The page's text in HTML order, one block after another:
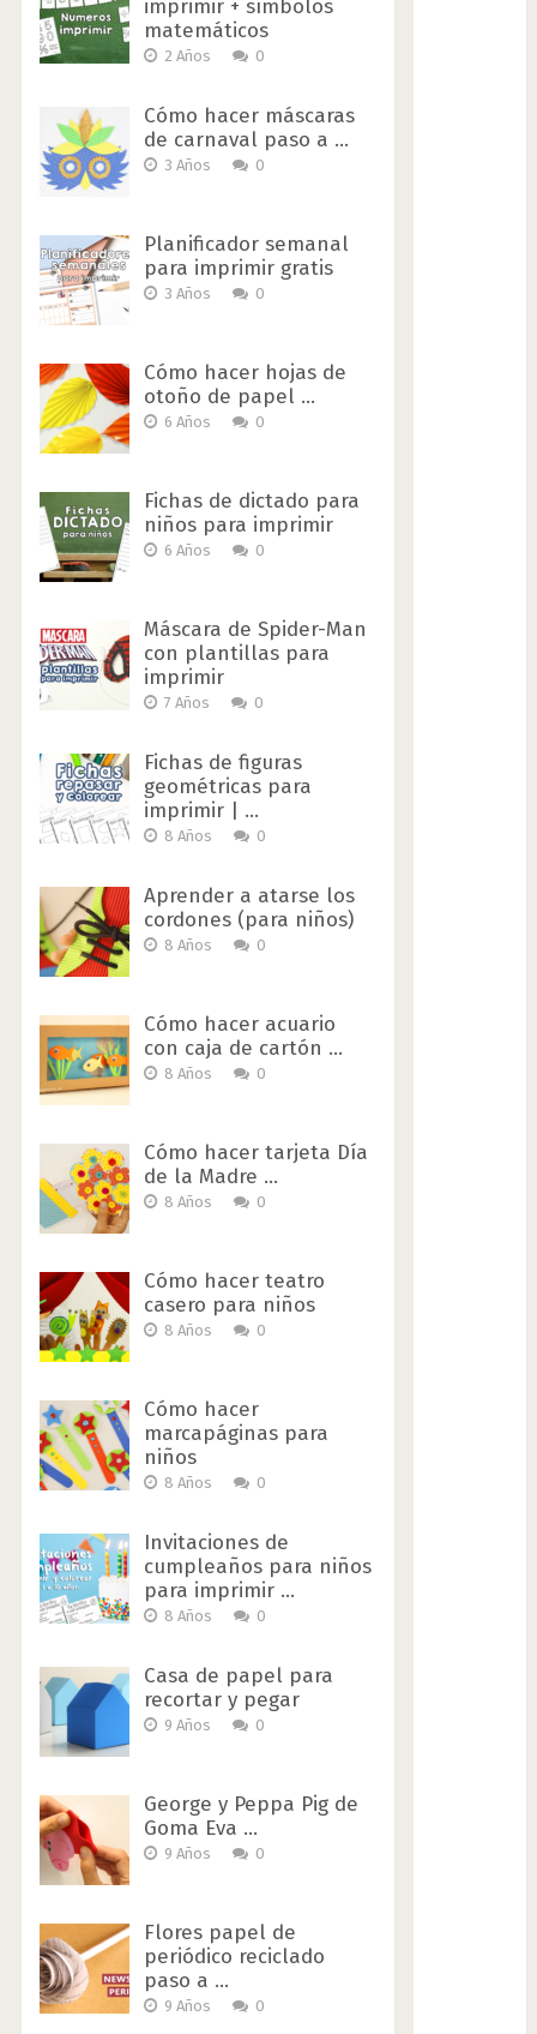
imprimir + símbolos
matemáticos
2 Años 0
Cómo hacer máscaras
de carnaval paso a …
3 Años 0
Planificador semanal
para imprimir gratis
3 Años 0
Cómo hacer hojas de
otoño de papel …
6 Años 0
Fichas de dictado para
niños para imprimir
6 Años 0
Máscara de Spider-Man
con plantillas para
imprimir
7 Años 0
Fichas de figuras
geométricas para
imprimir | …
8 Años 0
Aprender a atarse los
cordones (para niños)
8 Años 0
Cómo hacer acuario
con caja de cartón …
8 Años 0
Cómo hacer tarjeta Día
de la Madre …
8 Años 0
Cómo hacer teatro
casero para niños
8 Años 0
Cómo hacer
marcapáginas para
niños
8 Años 0
Invitaciones de
cumpleaños para niños
para imprimir …
8 Años 0
Casa de papel para
recortar y pegar
9 Años 0
George y Peppa Pig de
Goma Eva …
9 Años 0
Flores papel de
periódico reciclado
paso a …
9 Años 0